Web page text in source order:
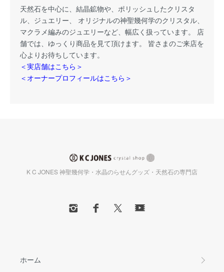
天然石を中心に、結晶鉱物や、ポリッシュしたクリスタ
ル、ジュエリー、 オリジナルの神聖幾何学のクリスタル、
マクラメ編みのジュエリーなど、幅広く扱っています。 店
舗では、ゆっくり商品を見て頂けます。 皆さまのご来店を
心よりお待ちしています。
＜実店舗はこちら＞
＜オーナープロフィールはこちら＞
K C JONES 神聖幾何学・水晶のらせんグッズ・天然石の専門店
ホーム